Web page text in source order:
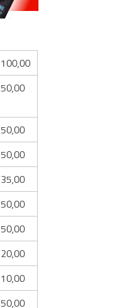
100,00
50,00
50,00
50,00
35,00
50,00
50,00
20,00
10,00
50,00